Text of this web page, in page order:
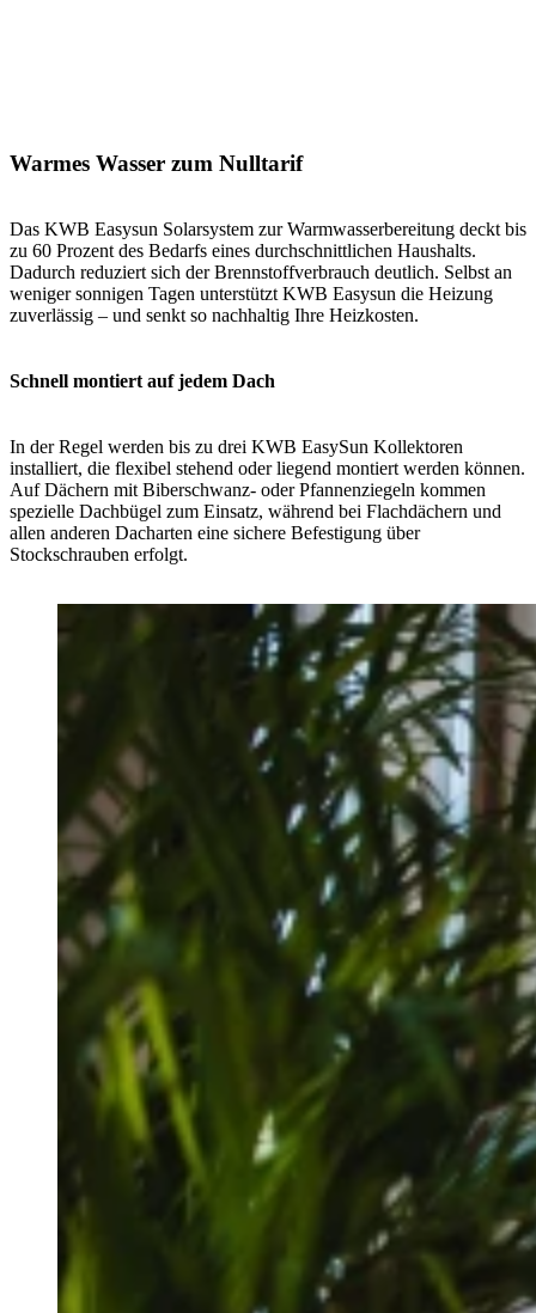
Warmes Wasser zum Nulltarif
Das KWB Easysun Solarsystem zur Warmwasserbereitung deckt bis
zu 60 Prozent des Bedarfs eines durchschnittlichen Haushalts.
Dadurch reduziert sich der Brennstoffverbrauch deutlich. Selbst an
weniger sonnigen Tagen unterstützt KWB Easysun die Heizung
zuverlässig – und senkt so nachhaltig Ihre Heizkosten.
Schnell montiert auf jedem Dach
In der Regel werden bis zu drei KWB EasySun Kollektoren
installiert, die flexibel stehend oder liegend montiert werden können.
Auf Dächern mit Biberschwanz- oder Pfannenziegeln kommen
spezielle Dachbügel zum Einsatz, während bei Flachdächern und
allen anderen Dacharten eine sichere Befestigung über
Stockschrauben erfolgt.